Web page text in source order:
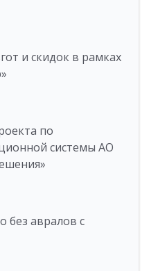
и скидок в рамках
по
системы АО
без авралов с